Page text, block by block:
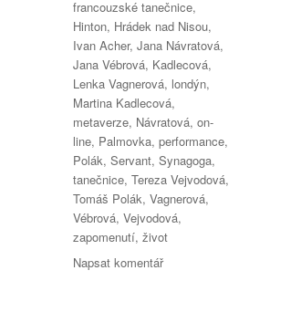
francouzské tanečnice,
Hinton, Hrádek nad Nisou,
Ivan Acher,Jana Návratová,
Jana Vébrová, Kadlecová,
Lenka Vagnerová, londýn,
Martina Kadlecová,
metaverze, Návratová,on-
line, Palmovka,performance,
Polák,Servant,Synagoga,
tanečnice,Tereza Vejvodová,
Tomáš Polák,Vagnerová,
Vébrová,Vejvodová,
zapomenutí,život
Napsat komentářpro